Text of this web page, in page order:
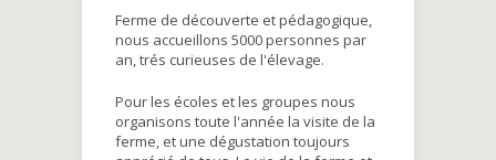
Ferme de découverte et pédagogique,
nous accueillons 5000 personnes par
an, trés curieuses de l'élevage.
Pour les écoles et les groupes nous
organisons toute l'année la visite de la
ferme, et une dégustation toujours